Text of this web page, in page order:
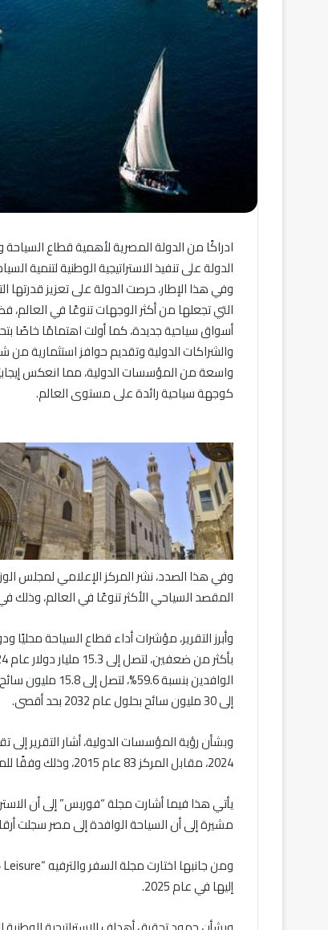
ادراكًا من الدولة المصرية لأهمية قطاع
الدولة على تنفيذ الاستراتيجية الوطنية لتنمية
وفي هذا الإطار، حرصت الدولة على تعزيز قدرتها
التي تجعلها من أكثر الوجهات تنوعًا في العالم،
أسواق سياحية جديدة، كما أولت اهتمامًا خاصًا
والشراكات الدولية وتقديم حوافز استثمارية من
واسعة من المؤسسات الدولية، مما انعكس
كوجهة سياحية رائدة على مستوى العالم.
وفي هذا الصدد، نشر المركز الإعلامي لمجلس
المقصد السياحي الأكثر تنوعًا في العالم، وذلك في
وأبرز التقرير، مؤشرات أداء قطاع السياحة محليًا
إلى 30 مليون سائح بحلول عام 2032 بحد أقصى.
2024، مقابل المركز 83 عام 2015، وذلك وفقًا للمنتدى الاقتصادي العالمي.
يأتي هذا فيما أشارت مجلة “فوربس” إلى أن
مشيرة إلى أن السياحة الوافدة إلى مصر سجلت
إليها في عام 2025.